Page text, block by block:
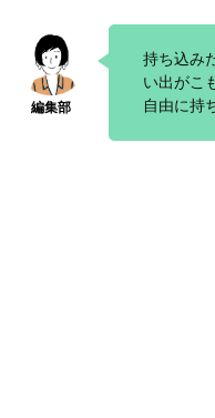
持ち込み
い出がこ
自由に持